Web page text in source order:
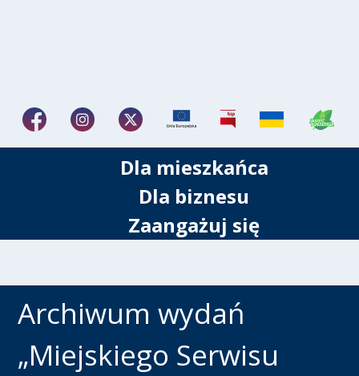
Dla mieszkańca
Dla biznesu
Zaangażuj się
Archiwum wydań
„Miejskiego Serwisu